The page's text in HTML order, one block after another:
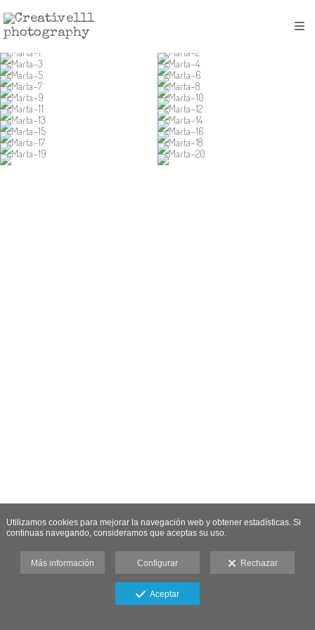
Utilizamos cookies para mejorar la navegación web y obtener estadísticas. Si
continuas navegando, consideramos que aceptas su uso.
Más información Configurar Rechazar
Aceptar